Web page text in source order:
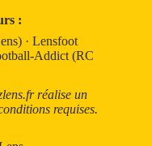
:
·Lensfoot
Addict (RC
réalise un
requises.